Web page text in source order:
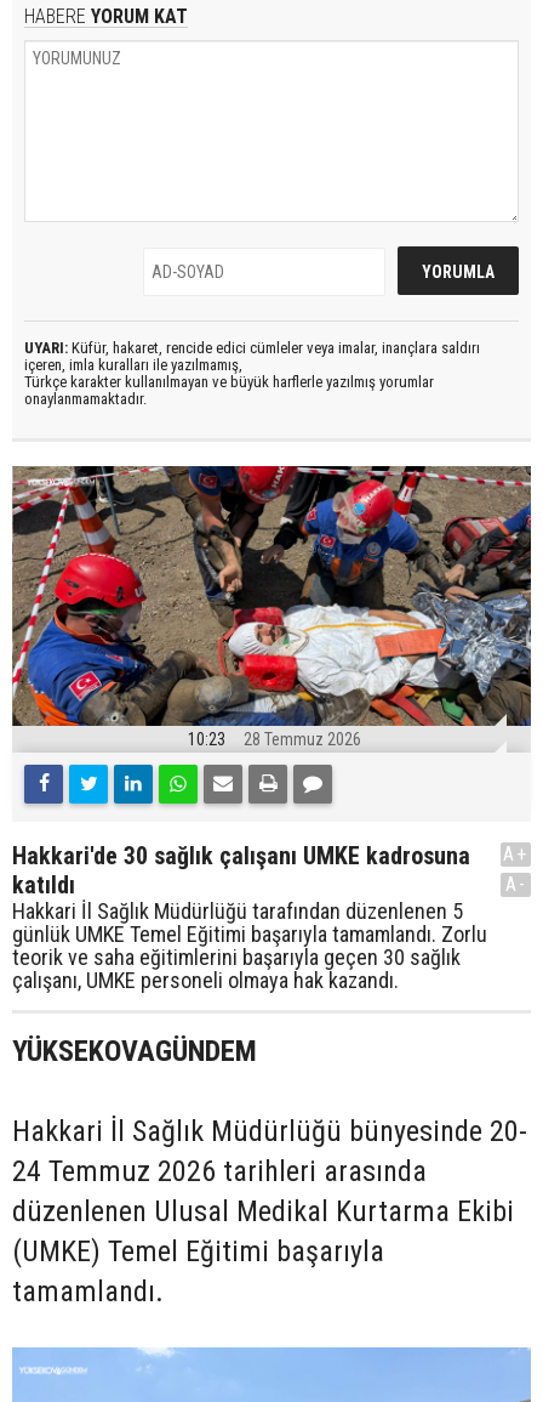
HABERE YORUM KAT
UYARI: Küfür, hakaret, rencide edici cümleler veya imalar, inançlara saldırı
içeren, imla kuralları ile yazılmamış,
Türkçe karakter kullanılmayan ve büyük harflerle yazılmış yorumlar
onaylanmamaktadır.
10:23 28 Temmuz 2026
Hakkari'de 30 sağlık çalışanı UMKE kadrosuna
katıldı
Hakkari İl Sağlık Müdürlüğü tarafından düzenlenen 5
günlük UMKE Temel Eğitimi başarıyla tamamlandı. Zorlu
teorik ve saha eğitimlerini başarıyla geçen 30 sağlık
çalışanı, UMKE personeli olmaya hak kazandı.
A+
A-
YÜKSEKOVAGÜNDEM
Hakkari İl Sağlık Müdürlüğü bünyesinde 20-
24 Temmuz 2026 tarihleri arasında
düzenlenen Ulusal Medikal Kurtarma Ekibi
(UMKE) Temel Eğitimi başarıyla
tamamlandı.